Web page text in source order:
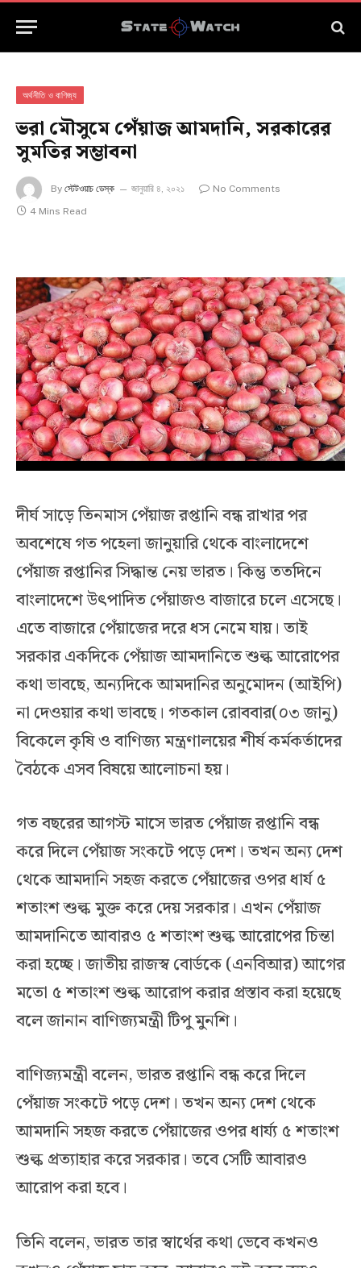
অর্থনীতি ও বাণিজ্য
ভরা মৌসুমে পেঁয়াজ আমদানি, সরকারের
সুমতির সম্ভাবনা
By স্টেটওয়াচ ডেস্ক জানুয়ারি ৪, ২০২১
No Comments
4 Mins Read
দীর্ঘ সাড়ে তিনমাস পেঁয়াজ রপ্তানি বন্ধ রাখার পর
অবশেষে গত পহেলা জানুয়ারি থেকে বাংলাদেশে
পেঁয়াজ রপ্তানির সিদ্ধান্ত নেয় ভারত। কিন্তু ততদিনে
বাংলাদেশে উৎপাদিত পেঁয়াজও বাজারে চলে এসেছে।
এতে বাজারে পেঁয়াজের দরে ধস নেমে যায়। তাই
সরকার একদিকে পেঁয়াজ আমদানিতে শুল্ক আরোপের
কথা ভাবছে, অন্যদিকে আমদানির অনুমোদন (আইপি)
না দেওয়ার কথা ভাবছে। গতকাল রোববার(০৩ জানু)
বিকেলে কৃষি ও বাণিজ্য মন্ত্রণালয়ের শীর্ষ কর্মকর্তাদের
বৈঠকে এসব বিষয়ে আলোচনা হয়।
গত বছরের আগস্ট মাসে ভারত পেঁয়াজ রপ্তানি বন্ধ
করে দিলে পেঁয়াজ সংকটে পড়ে দেশ। তখন অন্য দেশ
থেকে আমদানি সহজ করতে পেঁয়াজের ওপর ধার্য ৫
শতাংশ শুল্ক মুক্ত করে দেয় সরকার। এখন পেঁয়াজ
আমদানিতে আবারও ৫ শতাংশ শুল্ক আরোপের চিন্তা
করা হচ্ছে। জাতীয় রাজস্ব বোর্ডকে (এনবিআর) আগের
মতো ৫ শতাংশ শুল্ক আরোপ করার প্রস্তাব করা হয়েছে
বলে জানান বাণিজ্যমন্ত্রী টিপু মুনশি।
বাণিজ্যমন্ত্রী বলেন, ভারত রপ্তানি বন্ধ করে দিলে
পেঁয়াজ সংকটে পড়ে দেশ। তখন অন্য দেশ থেকে
আমদানি সহজ করতে পেঁয়াজের ওপর ধার্য্য ৫ শতাংশ
শুল্ক প্রত্যাহার করে সরকার। তবে সেটি আবারও
আরোপ করা হবে।
তিনি বলেন, ভারত তার স্বার্থের কথা ভেবে কখনও